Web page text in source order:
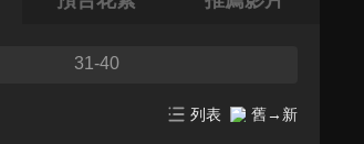
31-40
列表 舊→新